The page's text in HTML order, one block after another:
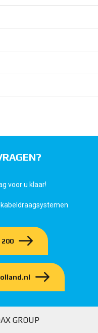
voor u klaar!
200
GROUP